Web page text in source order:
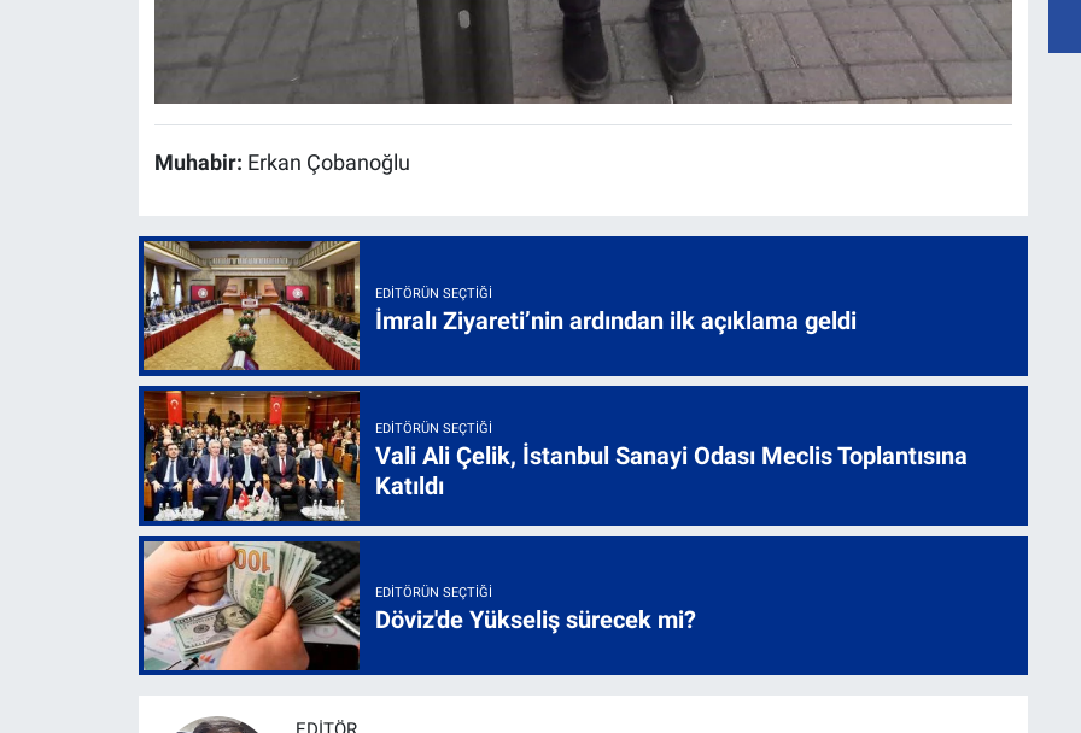
Muhabir: Erkan Çobanoğlu
EDITÖRÜN SEÇTIĞI
İmralı Ziyareti’nin ardından ilk açıklama geldi
EDITÖRÜN SEÇTIĞI
Vali Ali Çelik, İstanbul Sanayi Odası Meclis Toplantısına
Katıldı
EDITÖRÜN SEÇTIĞI
Döviz'de Yükseliş sürecek mi?